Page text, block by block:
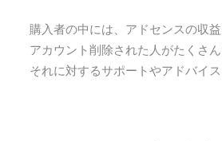
購入者の中には、アドセンスの収
アカウント削除された人がたくさん
それに対するサポートやアドバイス